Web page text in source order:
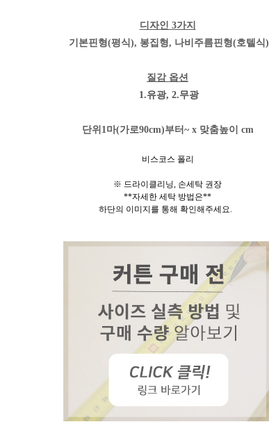
디자인 3가지
기본핀형(평식), 봉집형, 나비주름핀형(호텔식)
질감 옵션
1.유광, 2.무광
단위1마(가로90cm)부터~ x 맞춤높이 cm
비스코스 폴리
※ 드라이클리닝, 손세탁 권장
**자세한 세탁 방법은**
하단의 이미지를 통해 확인해주세요.